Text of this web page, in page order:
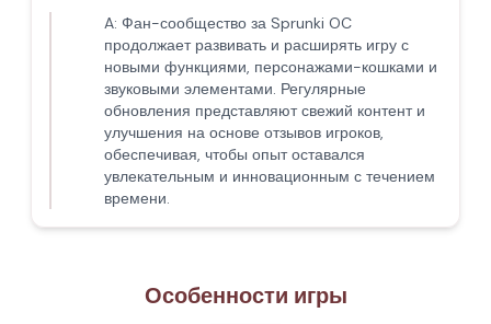
A: Фан-сообщество за Sprunki OC
продолжает развивать и расширять игру с
новыми функциями, персонажами-кошками и
звуковыми элементами. Регулярные
обновления представляют свежий контент и
улучшения на основе отзывов игроков,
обеспечивая, чтобы опыт оставался
увлекательным и инновационным с течением
времени.
Особенности игры